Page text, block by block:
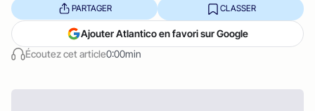
Écoutez cet article0:00min
PARTAGER CLASSER
Ajouter Atlantico en favori sur Google